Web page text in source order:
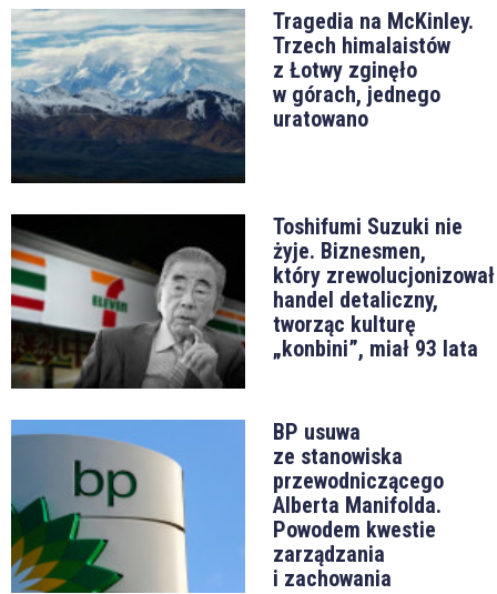
Tragedia na McKinley.
Trzech himalaistów
z Łotwy zginęło
w górach, jednego
uratowano
Toshifumi Suzuki nie
żyje. Biznesmen,
który zrewolucjonizował
handel detaliczny,
tworząc kulturę
„konbini”, miał 93 lata
BP usuwa
ze stanowiska
przewodniczącego
Alberta Manifolda.
Powodem kwestie
zarządzania
i zachowania